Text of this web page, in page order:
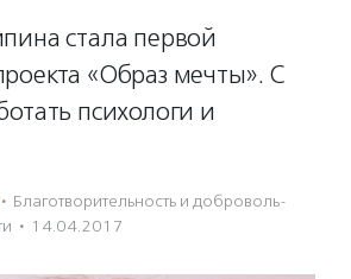
стала первой
«Образ мечты». С
психологи и
· Благотвори­тель­ность и доброволь­
· 14.04.2017